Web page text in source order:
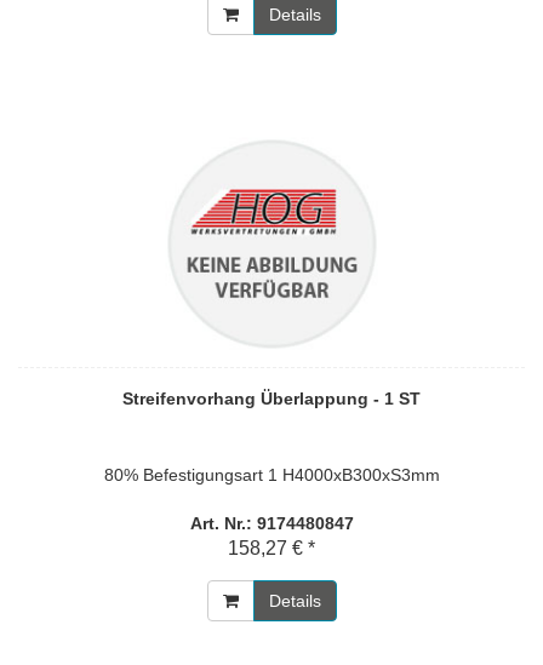
Details
Streifenvorhang Überlappung - 1 ST
80% Befestigungsart 1 H4000xB300xS3mm
Art. Nr.: 9174480847
158,27 € *
Details